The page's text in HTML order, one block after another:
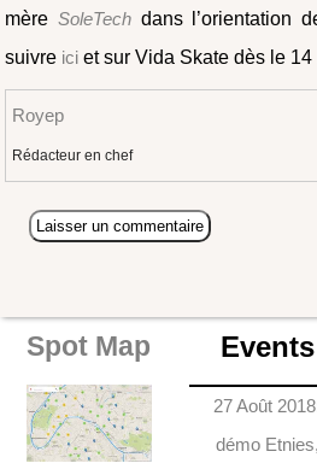
mèreSoleTech dans l’orientation
suivre ici et sur Vida Skate dès le
Royep
Rédacteur en chef
Spot Map Events
27 Août
démo Etnies,